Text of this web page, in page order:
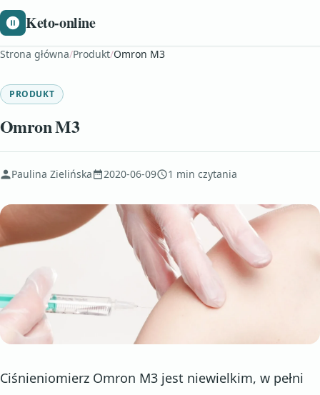
Keto-online
Strona główna/Produkt/Omron M3
PRODUKT
Omron M3
Paulina Zielińska 2020-06-09 1 min czytania
Ciśnieniomierz Omron M3 jest niewielkim, w pełni